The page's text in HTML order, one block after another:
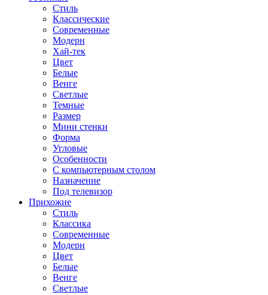
Стиль
Классические
Современные
Модерн
Хай-тек
Цвет
Белые
Венге
Светлые
Темные
Размер
Мини стенки
Форма
Угловые
Особенности
С компьютерным столом
Назначение
Под телевизор
Прихожие
Стиль
Классика
Современные
Модерн
Цвет
Белые
Венге
Светлые